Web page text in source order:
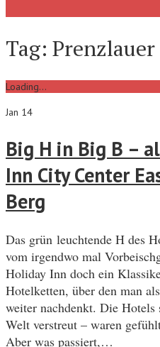
Tag: Prenzlauer
Loading...
Jan 14
Big H in Big B –
Inn City Center
Berg
Das grün leuchtende H des
vom irgendwo mal
Holiday Inn doch ein
Hotelketten, über den man
weiter nachdenkt. Die
Welt verstreut – waren
Aber was passiert,…